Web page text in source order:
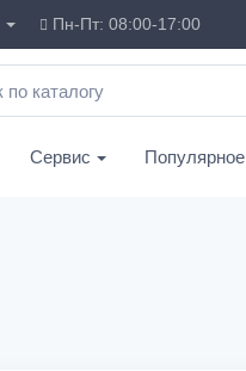
Пн-Пт: 08:00-17:00
Сервис Популярное